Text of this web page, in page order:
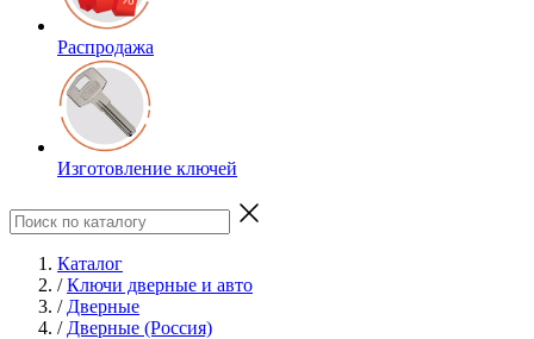
Распродажа
Изготовление ключей
Каталог
/ Ключи дверные и авто
/ Дверные
/ Дверные (Россия)